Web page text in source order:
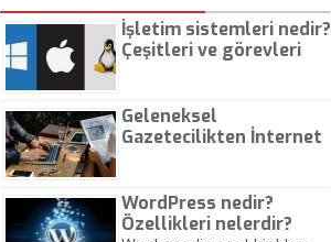
İşletim sistemleri nedir?
Çeşitleri ve görevleri
Geleneksel
Gazetecilikten İnternet
WordPress nedir?
Özellikleri nelerdir?